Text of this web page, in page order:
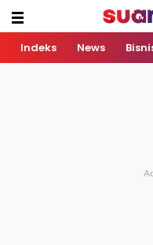
Indeks News